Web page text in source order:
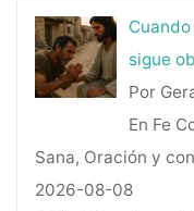
sigue
Por
En Fe
Sana, Oración y
2026-08-08